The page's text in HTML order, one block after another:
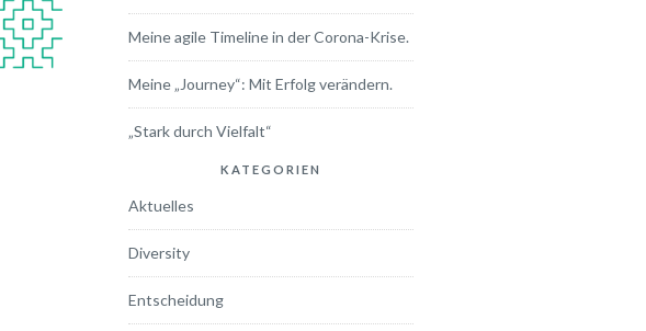
Meine agile Timeline in der Corona-Krise.
Meine „Journey“: Mit Erfolg verändern.
„Stark durch Vielfalt“
KATEGORIEN
Aktuelles
Diversity
Entscheidung